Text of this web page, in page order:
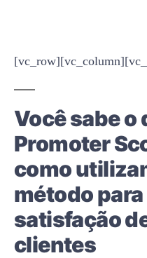
Você sabe o
Promoter
como
método
satisfação
clientes